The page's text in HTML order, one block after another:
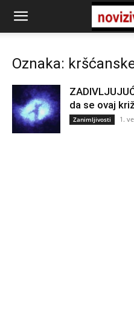
Oznaka:
da se ovaj
Zanimljivosti 1.